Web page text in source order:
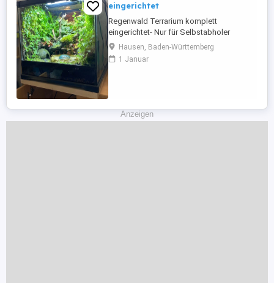
eingerichtet
Regenwald Terrarium komplett
eingerichtet- Nur für Selbstabholer
Herkunftsbestätigung-Züchternachweis
vorhanden! Verkaufe wegen Umzug
komplett eingerichtetes Regenwald
Tageslicht Arcadia ...
Hausen, Baden-Württemberg
1 Januar
Anzeigen